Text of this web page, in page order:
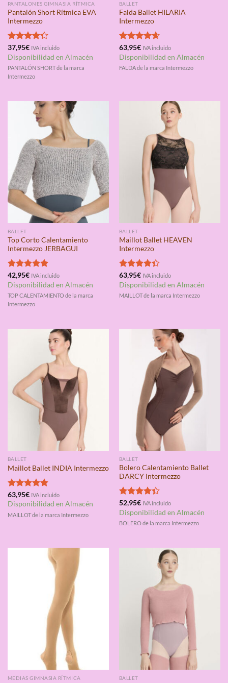
PANTALONES GIMNASIA RÍTMICA
Pantalón Short Rítmica EVA
Intermezzo
Valorado
con4.33
de 5
37,95€ IVA incluido
Disponibilidad en Almacén
PANTALÓN SHORT de la marca
Intermezzo
BALLET
Falda Ballet HILARIA
Intermezzo
Valorado
con4.67
de 5
63,95€ IVA incluido
Disponibilidad en Almacén
FALDA de la marca Intermezzo
BALLET
Top Corto Calentamiento
Intermezzo JERBAGUI
Valorado
con5.00
de 5
42,95€ IVA incluido
Disponibilidad en Almacén
TOP CALENTAMIENTO de la marca
Intermezzo
BALLET
Maillot Ballet HEAVEN
Intermezzo
Valorado
con4.33
de 5
63,95€ IVA incluido
Disponibilidad en Almacén
MAILLOT de la marca Intermezzo
BALLET
Maillot Ballet INDIA Intermezzo
Valorado
con4.83
63,95€ IVA incluido
Disponibilidad en Almacén
MAILLOT de la marca Intermezzo
BALLET
Bolero Calentamiento Ballet
DARCY Intermezzo
Valorado
con4.33
de 5
52,95€ IVA incluido
Disponibilidad en Almacén
BOLERO de la marca Intermezzo
MEDIAS GIMNASIA RÍTMICA BALLET